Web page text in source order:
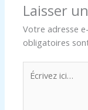
Laisser
Votre adresse
obligatoires
Écrivez
ici…